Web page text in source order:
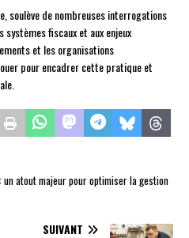
soulève de nombreuses interrogations
fiscaux et aux enjeux
et les organisations
pour encadrer cette pratique et
un atout majeur pour optimiser la gestion
SUIVANT